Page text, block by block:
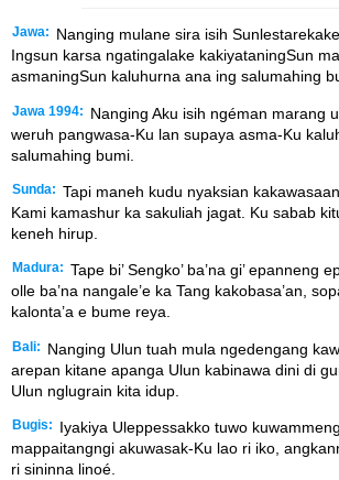
Jawa:
Nanging mulane sira isih
Ingsun karsa ngatingalake kakiyataningSun
asmaningSun kaluhurna ana ing salumahing
Jawa 1994:
Nanging Aku isih ngéman marang
weruh pangwasa-Ku lan supaya asma-Ku
salumahing bumi.
Sunda: Tapi maneh kudu nyaksian
Kami kamashur ka sakuliah jagat. Ku sabab
keneh hirup.
Madura: Tape bi’ Sengko’ ba’na gi’ epanneng
olle ba’na nangale’e ka Tang kakobasa’an,
kalonta’a e bume reya.
Bali:
Nanging Ulun tuah mula ngedengang
arepan kitane apanga Ulun kabinawa dini di
Ulun nglugrain kita idup.
Bugis:
Iyakiya Uleppessakko tuwo
mappaitangngi akuwasak-Ku lao ri iko,
ri sininna linoé.